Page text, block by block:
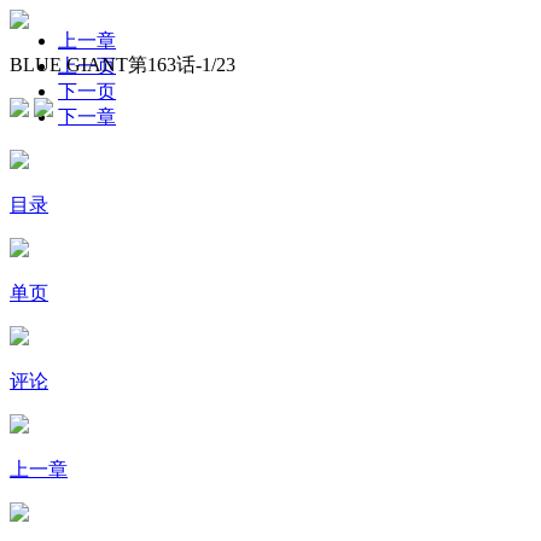
BLUE GIANT第163话-1/23
上一章
上一页
下一页
下一章
目录
单页
评论
上一章